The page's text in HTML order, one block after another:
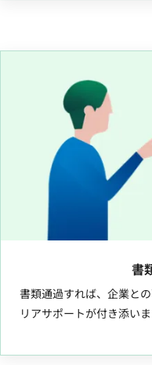
書
書類通過すれば、企業と
リアサポートが付き添いま